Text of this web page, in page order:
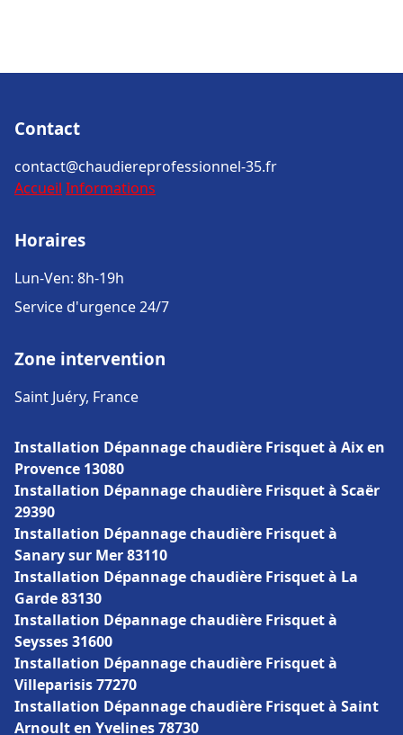
Contact
contact@chaudiereprofessionnel-35.fr
Accueil Informations
Horaires
Lun-Ven: 8h-19h
Service d'urgence 24/7
Zone intervention
Saint Juéry, France
Installation Dépannage chaudière Frisquet à Aix en
Provence 13080
Installation Dépannage chaudière Frisquet à Scaër
29390
Installation Dépannage chaudière Frisquet à
Sanary sur Mer 83110
Installation Dépannage chaudière Frisquet à La
Garde 83130
Installation Dépannage chaudière Frisquet à
Seysses 31600
Installation Dépannage chaudière Frisquet à
Villeparisis 77270
Installation Dépannage chaudière Frisquet à Saint
Arnoult en Yvelines 78730